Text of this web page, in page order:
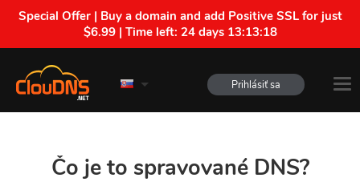
Special Offer | Buy a domain and add Positive SSL for just
$6.99 | Time left: 24 days 13:13:17
Prihlásiť sa
Čo je to spravované DNS?